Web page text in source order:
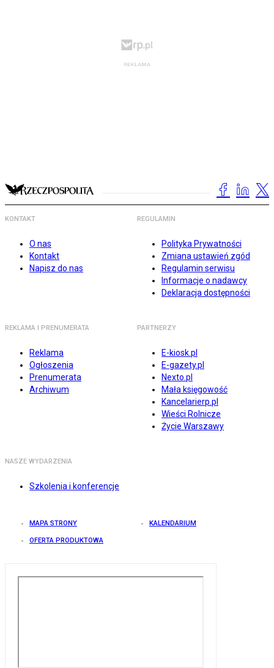
KONTAKT
O nas
Kontakt
Napisz do nas
REGULAMIN
Polityka Prywatności
Zmiana ustawień zgód
Regulamin serwisu
Informacje o nadawcy
Deklaracja dostępności
REKLAMA I PRENUMERATA
Reklama
Ogłoszenia
Prenumerata
Archiwum
PARTNERZY
E-kiosk.pl
E-gazety.pl
Nexto.pl
Mała księgowość
Kancelarierp.pl
Wieści Rolnicze
Życie Warszawy
NASZE WYDARZENIA
Szkolenia i konferencje
MAPA STRONY KALENDARIUM
OFERTA PRODUKTOWA